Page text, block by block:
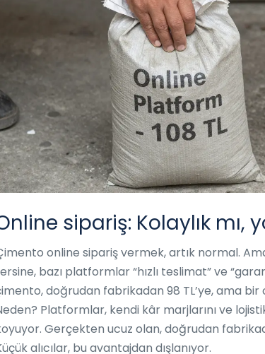
sipariş: Kolaylık mı,
online sipariş vermek, artık normal.
bazı platformlar “hızlı teslimat” ve
doğrudan fabrikadan 98 TL’ye, ama bir
Platformlar, kendi kâr marjlarını ve
Gerçekten ucuz olan, doğrudan
alıcılar, bu avantajdan dışlanıyor.